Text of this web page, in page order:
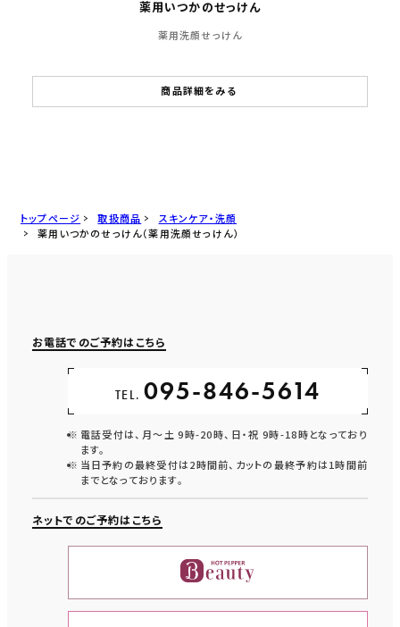
薬用いつかのせっけん
薬用洗顔せっけん
商品詳細をみる
トップページ 取扱商品
スキンケア・洗顔
薬用いつかのせっけん（薬用洗顔せっけん）
お電話でのご予約はこちら
TEL. 095-846-5614
電話受付は、月〜土 9時-20時、日・祝 9時-18時となっており
ます。
当日予約の最終受付は2時間前、カットの最終予約は1時間前
までとなっております。
ネットでのご予約はこちら